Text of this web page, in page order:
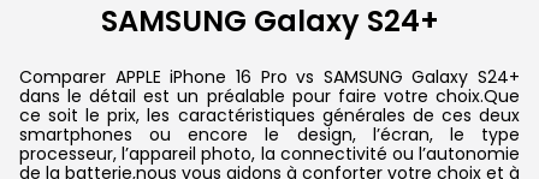
SAMSUNG Galaxy S24+
Comparer APPLE iPhone 16 Pro vs SAMSUNG Galaxy S24+
dans le détail est un préalable pour faire votre choix.Que
ce soit le prix, les caractéristiques générales de ces deux
smartphones ou encore le design, l’écran, le type
processeur, l’appareil photo, la connectivité ou l’autonomie
de la batterie,nous vous aidons à conforter votre choix et à